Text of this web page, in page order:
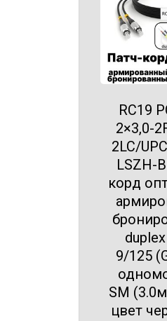
RC19
2×3,0-
2LC/
LSZH-
корд
9/125
SM
цвет